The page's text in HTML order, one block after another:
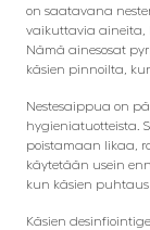
on saatavana
vaikuttavia aineita,
Nämä ainesosat
käsien pinnoilta,
Nestesaippua on
hygieniatuotteista.
poistamaan likaa,
käytetään usein
kun käsien puhtaus
Käsien